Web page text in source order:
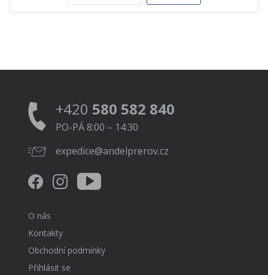
+420 580 582 840
PO-PÁ 8:00 – 14:30
expedice@andelprerov.cz
O nás
Kontakty
Obchodní podmínky
Přihlásit se